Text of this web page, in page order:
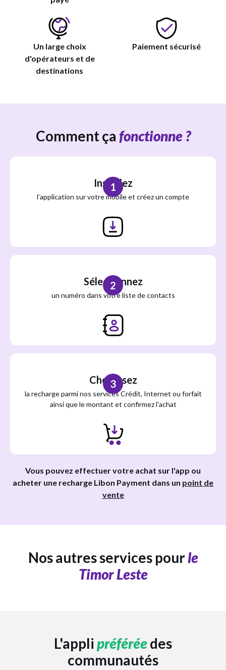
Un large choix
d'opérateurs et de
destinations
Paiement sécurisé
Comment ça fonctionne ?
Installez
l’application sur votre mobile et créez un compte
1
Sélectionnez
un numéro dans votre liste de contacts
2
Choisissez
la recharge parmi nos services Crédit, Internet ou forfait
ainsi que le montant et confirmez l'achat
3
Vous pouvez effectuer votre achat sur l'app ou
acheter une recharge Libon Payment dans un point de
vente
Nos autres services pourle
Timor Leste
L'appli préféréedes
communautés